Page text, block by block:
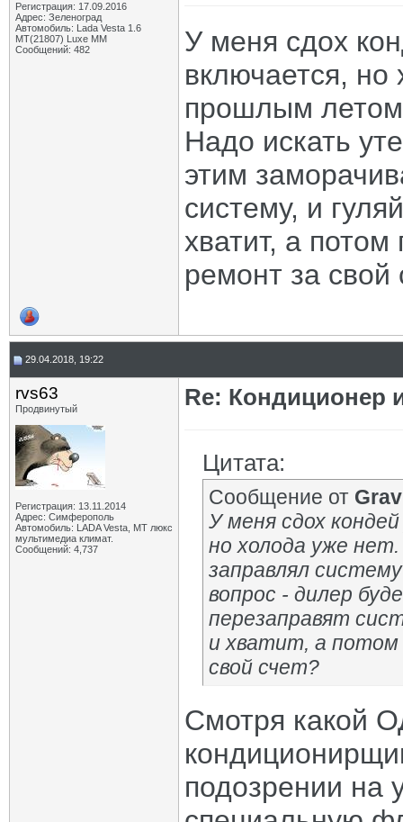
Регистрация: 17.09.2016
Адрес: Зеленоград
Автомобиль: Lada Vesta 1.6
MT(21807) Luxe MM
Сообщений: 482
У меня сдох
включается, но
прошлым летом
Надо искать
этим
систему, и
хватит, а потом
ремонт за свой
29.04.2018, 19:22
rvs63
Продвинутый
Регистрация: 13.11.2014
Адрес: Симферополь
Автомобиль: LADA Vesta, МТ люкс
мультимедиа климат.
Сообщений: 4,737
Re: Кондиционер
Цитата:
Сообщение от
У меня сдох
но холода уже
заправлял
вопрос - дилер
перезаправят
и хватит, а потом
свой счет?
Смотря какой
подозрении на